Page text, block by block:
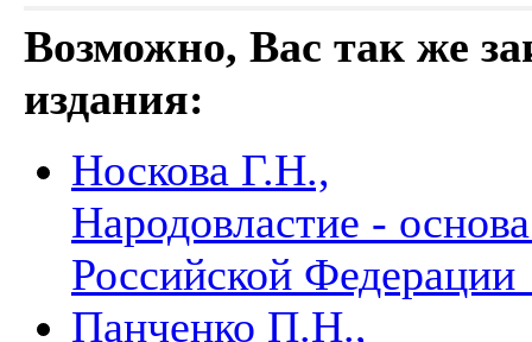
Возможно, Вас так же
издания:
Носкова Г.Н.,
Народовластие -
Российской Федерации
Панченко П.Н.,